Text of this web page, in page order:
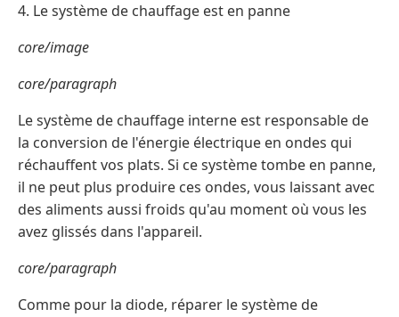
4. Le système de chauffage est en panne
core/image
core/paragraph
Le système de chauffage interne est responsable de
la conversion de l'énergie électrique en ondes qui
réchauffent vos plats. Si ce système tombe en panne,
il ne peut plus produire ces ondes, vous laissant avec
des aliments aussi froids qu'au moment où vous les
avez glissés dans l'appareil.
core/paragraph
Comme pour la diode, réparer le système de